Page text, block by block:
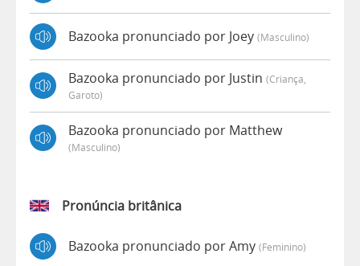
Bazooka pronunciado por Joey (masculino)
Bazooka pronunciado por Justin (criança,
Garoto)
Bazooka pronunciado por Matthew
(masculino)
Pronúncia britânica
Bazooka pronunciado por Amy (feminino)